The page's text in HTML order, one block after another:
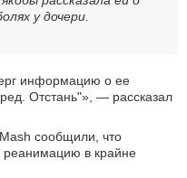
у дочери.
информацию о ее
Отстань"», — рассказал
сообщили, что
реанимацию в крайне